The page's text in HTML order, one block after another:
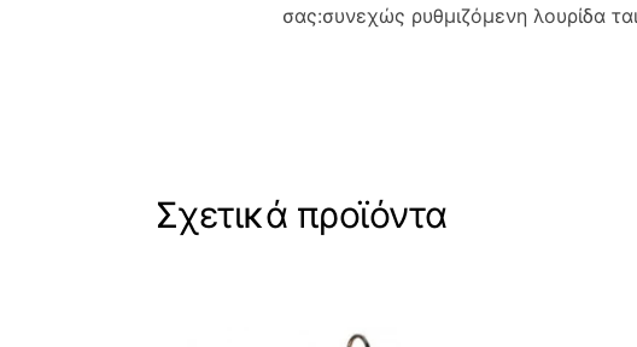
σας:συνεχώς ρυθμιζόμενη λουρίδα
Σχετικά προϊόντα